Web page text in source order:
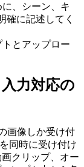
、シーン、キ
確に記述してく
とアップロー
力対応の
画像しか受け付
同時に受け付け
クリップ、オー